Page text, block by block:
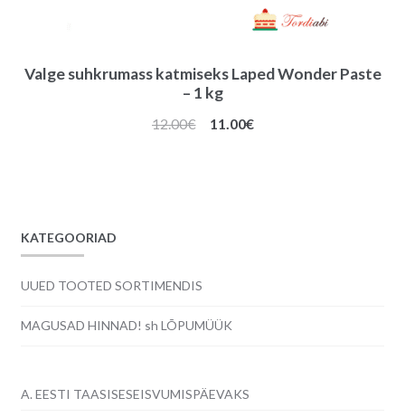
Valge suhkrumass katmiseks Laped Wonder Paste
– 1 kg
12.00€
Algne
11.00€Praegune
KATEGOORIAD
UUED TOOTED SORTIMENDIS
MAGUSAD HINNAD! sh LÕPUMÜÜK
A. EESTI TAASISESEISVUMISPÄEVAKS